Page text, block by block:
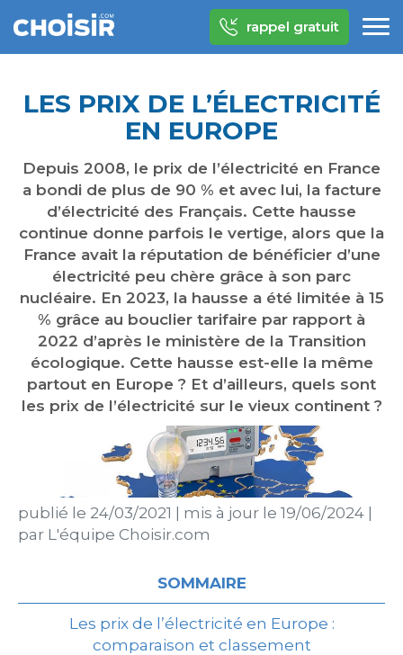
rappel gratuit
LES PRIX DE L’ÉLECTRICITÉ
EN EUROPE
Depuis 2008, le prix de l’électricité en France
a bondi de plus de 90 % et avec lui, la facture
d’électricité des Français. Cette hausse
continue donne parfois le vertige, alors que la
France avait la réputation de bénéficier d’une
électricité peu chère grâce à son parc
nucléaire. En 2023, la hausse a été limitée à 15
% grâce au bouclier tarifaire par rapport à
2022 d’après le ministère de la Transition
écologique. Cette hausse est-elle la même
partout en Europe ? Et d’ailleurs, quels sont
les prix de l’électricité sur le vieux continent ?
publié le 24/03/2021 mis à jour le 19/06/2024
par L'équipe Choisir.com
SOMMAIRE
Les prix de l’électricité en Europe :
comparaison et classement